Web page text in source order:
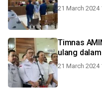
21 March 2024
Timnas
ulang
21 March 2024